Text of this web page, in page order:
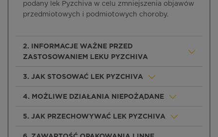
podany lek Pyzchiva w celu zmniejszenia objawów
przedmiotowych i podmiotowych choroby.
2. INFORMACJE WAŻNE PRZED
ZASTOSOWANIEM LEKU PYZCHIVA
3. JAK STOSOWAĆ LEK PYZCHIVA
4. MOŻLIWE DZIAŁANIA NIEPOŻĄDANE
5. JAK PRZECHOWYWAĆ LEK PYZCHIVA